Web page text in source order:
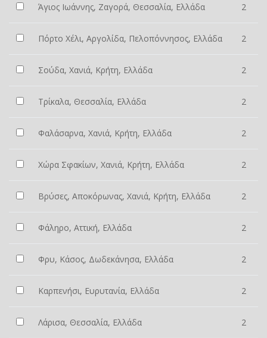
Άγιος Ιωάννης, Ζαγορά, Θεσσαλία, Ελλάδα 2
Πόρτο Χέλι, Αργολίδα, Πελοπόννησος, Ελλάδα 2
Σούδα, Χανιά, Κρήτη, Ελλάδα 2
Τρίκαλα, Θεσσαλία, Ελλάδα 2
Φαλάσαρνα, Χανιά, Κρήτη, Ελλάδα 2
Χώρα Σφακίων, Χανιά, Κρήτη, Ελλάδα 2
Βρύσες, Αποκόρωνας, Χανιά, Κρήτη, Ελλάδα 2
Φάληρο, Αττική, Ελλάδα 2
Φρυ, Κάσος, Δωδεκάνησα, Ελλάδα 2
Καρπενήσι, Ευρυτανία, Ελλάδα 2
Λάρισα, Θεσσαλία, Ελλάδα 2